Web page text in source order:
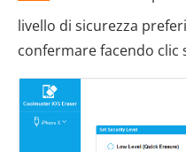
livello di sicurezza
confermare facendo clic